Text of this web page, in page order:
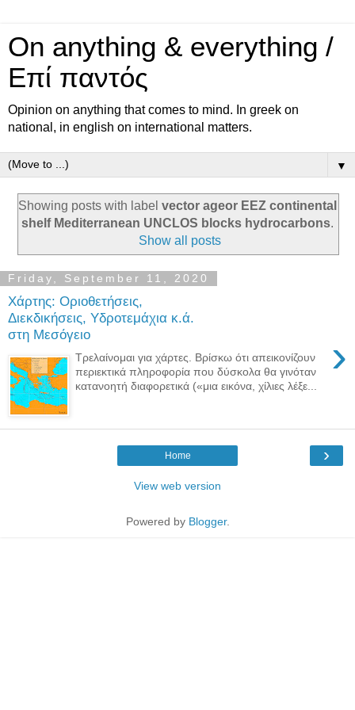
On anything & everything /
Επί παντός
Opinion on anything that comes to mind. In greek on
national, in english on international matters.
▼
Showing posts with label vector ageor EEZ continental
shelf Mediterranean UNCLOS blocks hydrocarbons.
Show all posts
Friday, September 11, 2020
Χάρτης: Οριοθετήσεις,
Διεκδικήσεις, Υδροτεμάχια κ.ά.
στη Μεσόγειο
›
Τρελαίνομαι για χάρτες. Βρίσκω ότι απεικονίζουν
περιεκτικά πληροφορία που δύσκολα θα γινόταν
κατανοητή διαφορετικά («μια εικόνα, χίλιες λέξε...
›
Home
View web version
Powered by Blogger.